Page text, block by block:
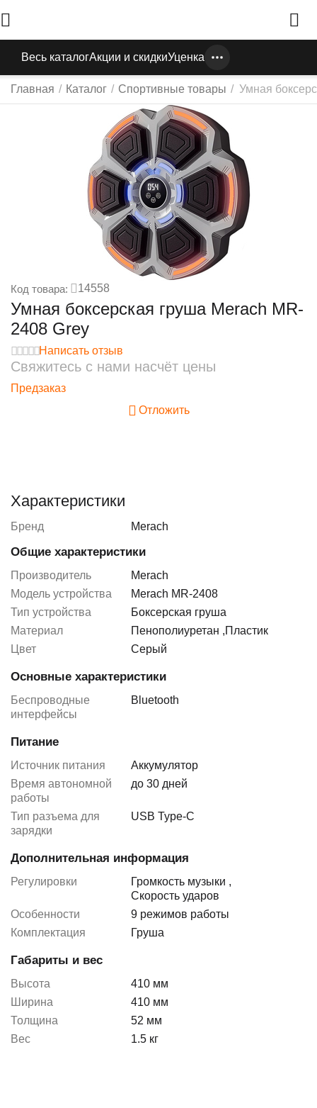
Весь каталогАкции и скидкиУценка
Главная / Каталог / Спортивные товары / Умная
Код товара: 14558
Умная боксерская груша Merach MR-
2408 Grey
Написать отзыв
Свяжитесь с нами насчёт цены
Предзаказ
Отложить
Характеристики
Бренд Merach
Общие характеристики
Производитель
Merach
Модель устройства
Merach MR-2408
Тип устройства
Боксерская груша
Материал
Пенополиуретан ,Пластик
Цвет
Серый
Основные характеристики
Беспроводные
интерфейсы
Bluetooth
Питание
Источник питания
Аккумулятор
Время автономной
работы
до 30 дней
Тип разъема для
зарядки
USB Type-C
Дополнительная информация
Регулировки Громкость музыки ,
Скорость ударов
Особенности
9 режимов работы
Комплектация
Груша
Габариты и вес
Высота
410 мм
Ширина
410 мм
Толщина
52 мм
Вес
1.5 кг